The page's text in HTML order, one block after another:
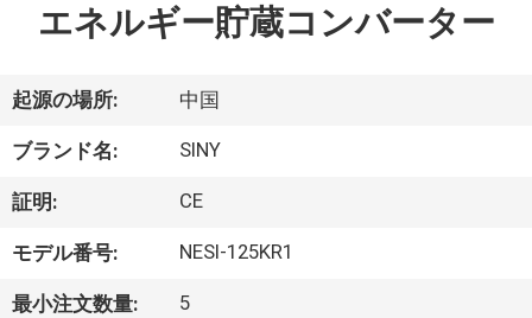
製
品
企
業
エネルギー貯蔵コンバーター
起源の場所: 中国
ブランド名: SINY
証明: CE
モデル番号: NESI-125KR1
最小注文数量: 5